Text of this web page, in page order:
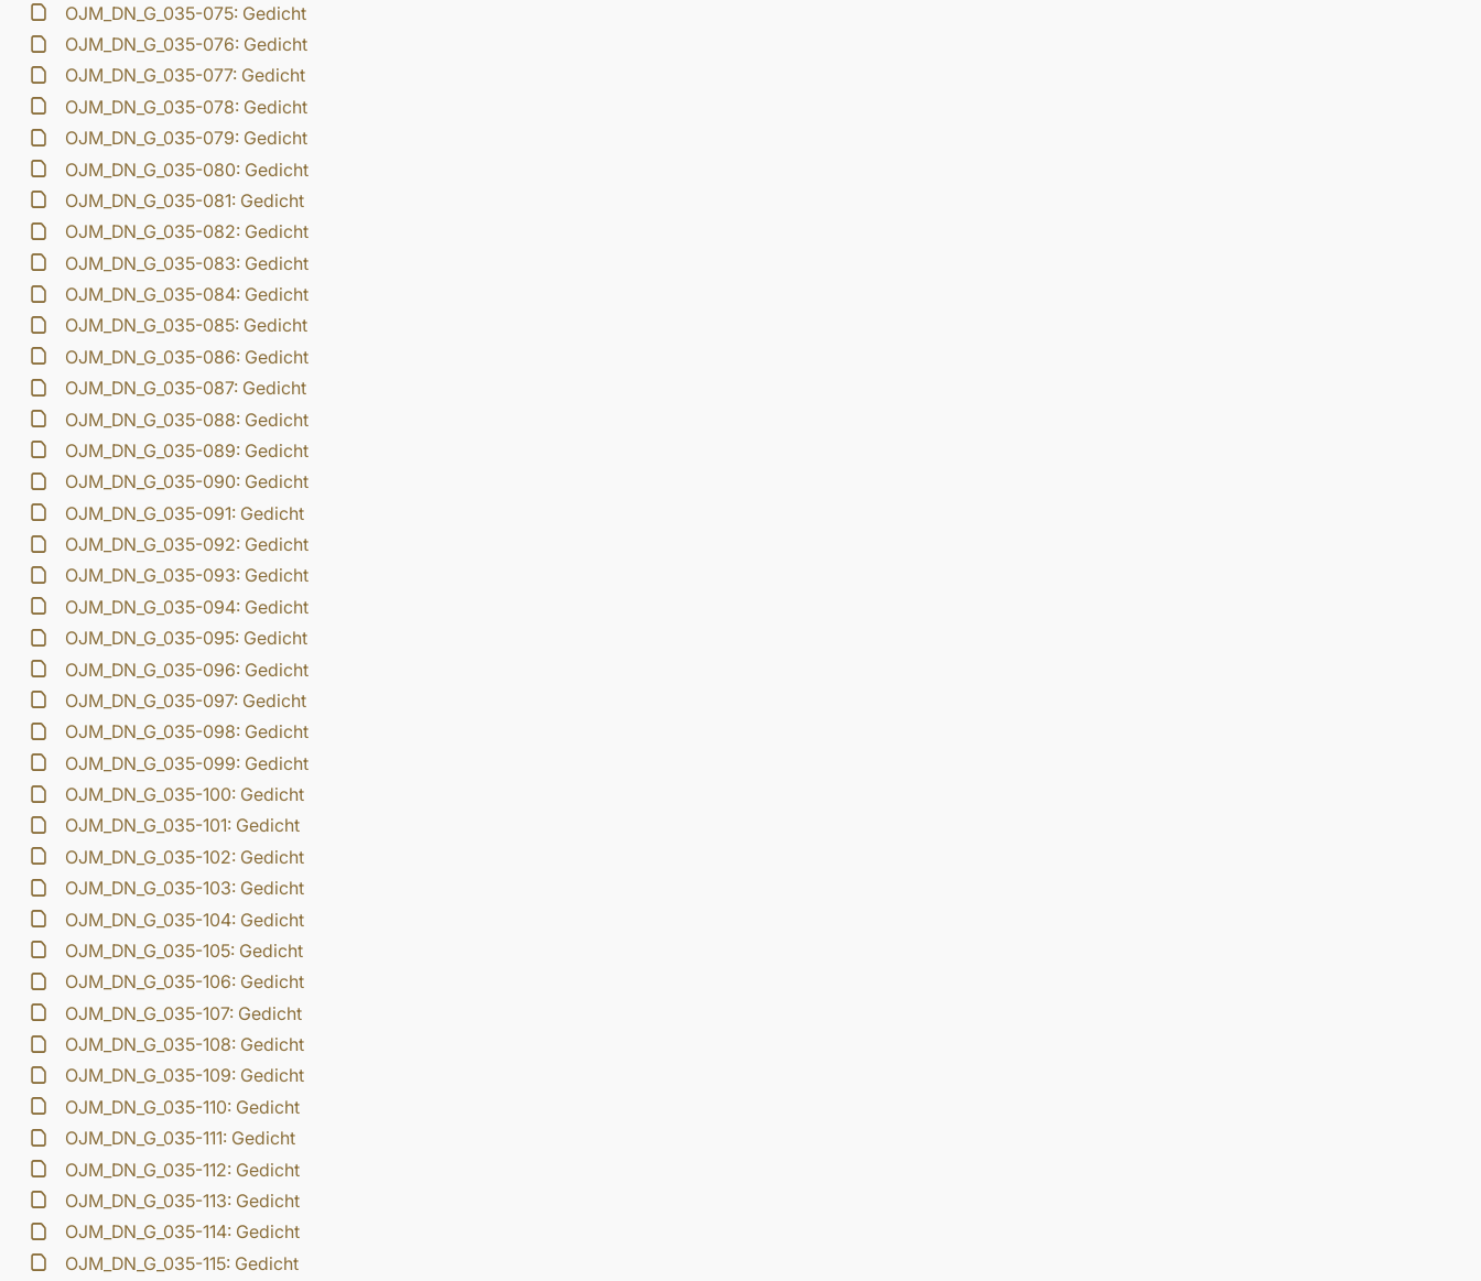
OJM_DN_G_035-075: Gedicht
OJM_DN_G_035-076: Gedicht
OJM_DN_G_035-077: Gedicht
OJM_DN_G_035-078: Gedicht
OJM_DN_G_035-079: Gedicht
OJM_DN_G_035-080: Gedicht
OJM_DN_G_035-081: Gedicht
OJM_DN_G_035-082: Gedicht
OJM_DN_G_035-083: Gedicht
OJM_DN_G_035-084: Gedicht
OJM_DN_G_035-085: Gedicht
OJM_DN_G_035-086: Gedicht
OJM_DN_G_035-087: Gedicht
OJM_DN_G_035-088: Gedicht
OJM_DN_G_035-089: Gedicht
OJM_DN_G_035-090: Gedicht
OJM_DN_G_035-091: Gedicht
OJM_DN_G_035-092: Gedicht
OJM_DN_G_035-093: Gedicht
OJM_DN_G_035-094: Gedicht
OJM_DN_G_035-095: Gedicht
OJM_DN_G_035-096: Gedicht
OJM_DN_G_035-097: Gedicht
OJM_DN_G_035-098: Gedicht
OJM_DN_G_035-099: Gedicht
OJM_DN_G_035-100: Gedicht
OJM_DN_G_035-101: Gedicht
OJM_DN_G_035-102: Gedicht
OJM_DN_G_035-103: Gedicht
OJM_DN_G_035-104: Gedicht
OJM_DN_G_035-105: Gedicht
OJM_DN_G_035-106: Gedicht
OJM_DN_G_035-107: Gedicht
OJM_DN_G_035-108: Gedicht
OJM_DN_G_035-109: Gedicht
OJM_DN_G_035-110: Gedicht
OJM_DN_G_035-111: Gedicht
OJM_DN_G_035-112: Gedicht
OJM_DN_G_035-113: Gedicht
OJM_DN_G_035-114: Gedicht
OJM_DN_G_035-115: Gedicht